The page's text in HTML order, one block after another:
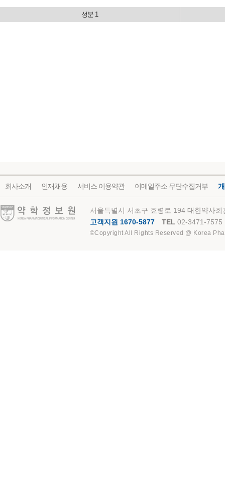
성분 1
회사소개 인재채용 서비스 이용약관 이메일주소 무단수집거부
약학정보원
서울특별시 서초구 효령로 194 대한약사
고객지원 1670-5877
TEL 02-3471-7575
©Copyright All Rights Reserved @ Korea